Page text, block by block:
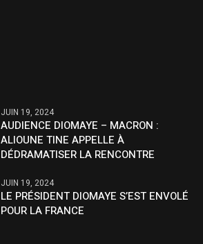
JUIN 19, 2024
AUDIENCE DIOMAYE – MACRON :
ALIOUNE TINE APPELLE À
DÉDRAMATISER LA RENCONTRE
JUIN 19, 2024
LE PRÉSIDENT DIOMAYE S’EST ENVOLÉ
POUR LA FRANCE